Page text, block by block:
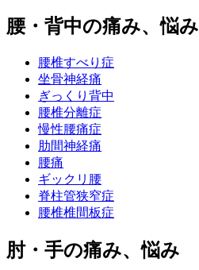
腰・背中の痛み、悩み
腰椎すべり症
坐骨神経痛
ぎっくり背中
腰椎分離症
慢性腰痛症
肋間神経痛
腰痛
ギックリ腰
脊柱管狭窄症
腰椎椎間板症
肘・手の痛み、悩み